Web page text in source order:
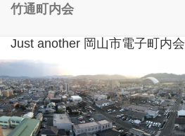
Just another 岡山市電子町内
竹通町内会